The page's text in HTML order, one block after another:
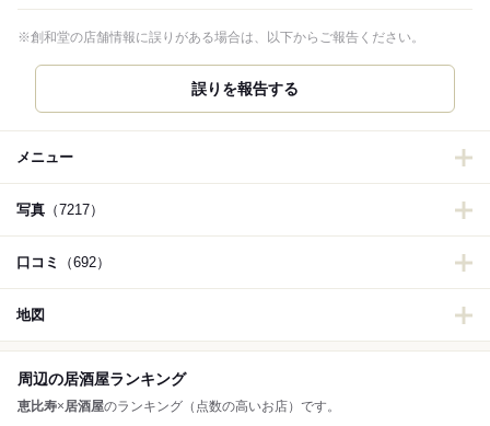
※創和堂の店舗情報に誤りがある場合は、以下からご報告ください。
誤りを報告する
メニュー
写真 （7217）
口コミ （692）
地図
周辺の居酒屋ランキング
恵比寿×居酒屋のランキング（点数の高いお店）です。